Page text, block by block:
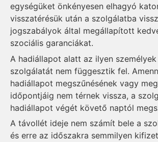
egységüket önkényesen elhagyó
visszatérésük után a szolgálatba
jogszabályok által megállapított
szociális garanciákat.
A hadiállapot alatt az ilyen
szolgálatát nem függesztik fel.
hadiállapot megszűnésének vagy
időpontjáig nem térnek vissza, a
hadiállapot végét követő naptól
A távollét ideje nem számít bele a
és erre az időszakra semmilyen